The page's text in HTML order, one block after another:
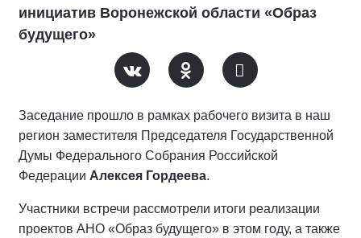
инициатив Воронежской области «Образ
будущего»
Заседание прошло в рамках рабочего визита в наш
регион заместителя Председателя Государственной
Думы Федерального Собрания Российской
Федерации Алексея Гордеева.
Участники встречи рассмотрели итоги реализации
проектов АНО «Образ будущего» в этом году, а также